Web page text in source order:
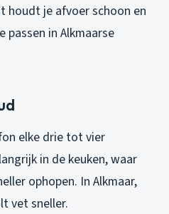
houdt je afvoer schoon en
in Alkmaarse
elke drie tot vier
in de keuken, waar
ophopen. In Alkmaar,
vet sneller.